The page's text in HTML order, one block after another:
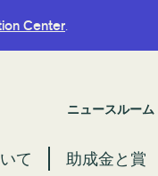
Center.
ニュースルーム
て 助成金と賞
Center.
ニュースルーム
て 助成金と賞